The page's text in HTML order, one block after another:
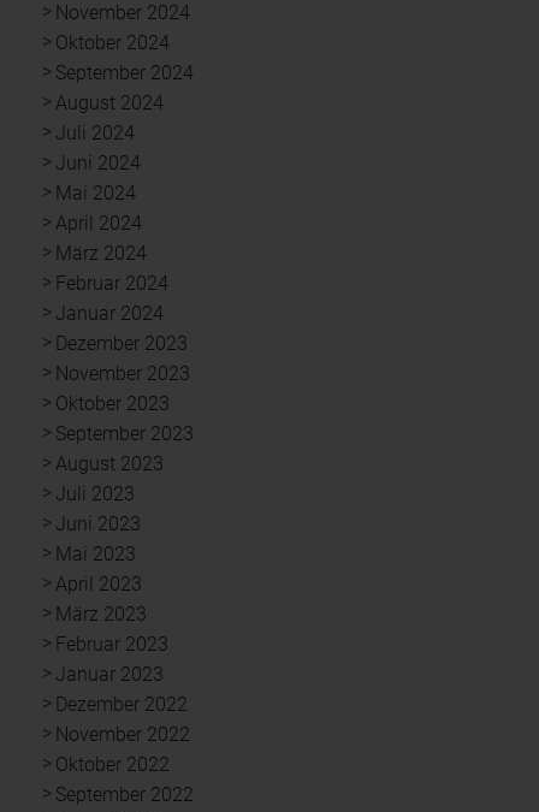
November 2024
Oktober 2024
September 2024
August 2024
Juli 2024
Juni 2024
Mai 2024
April 2024
März 2024
Februar 2024
Januar 2024
Dezember 2023
November 2023
Oktober 2023
September 2023
August 2023
Juli 2023
Juni 2023
Mai 2023
April 2023
März 2023
Februar 2023
Januar 2023
Dezember 2022
November 2022
Oktober 2022
September 2022